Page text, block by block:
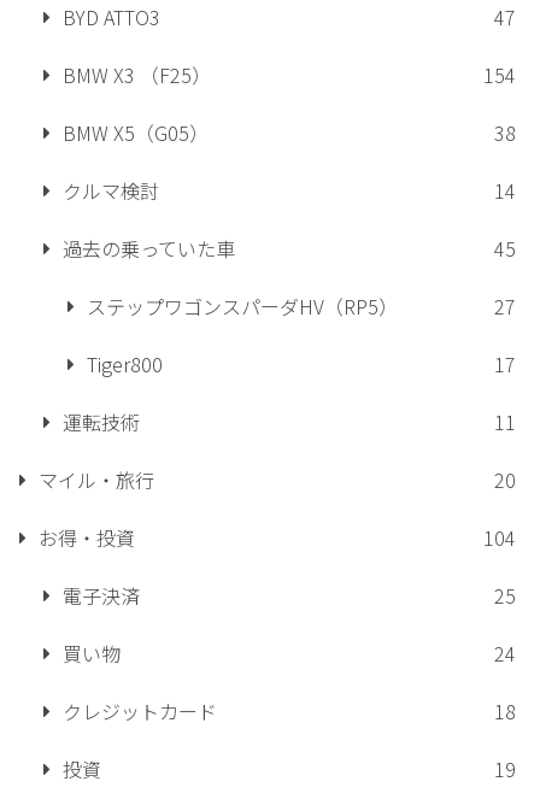
BYD ATTO3
47
BMW X3 （F25）
154
BMW X5（G05）
38
クルマ検討
14
過去の乗っていた車
45
ステップワゴンスパーダHV（RP5）
27
Tiger800
17
運転技術
11
マイル・旅行
20
お得・投資
104
電子決済
25
買い物
24
クレジットカード
18
投資
19